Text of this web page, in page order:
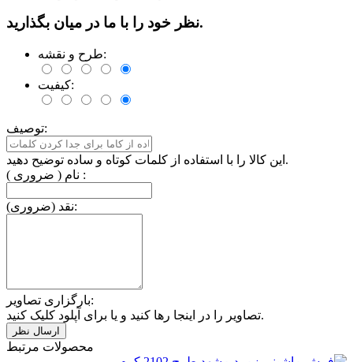
نظر خود را با ما در میان بگذارید.
طرح و نقشه:
کیفیت:
توصیف:
این کالا را با استفاده از کلمات کوتاه و ساده توضیح دهید.
نام ( ضروری ) :
نقد (ضروری):
بارگزاری تصاویر:
تصاویر را در اینجا رها کنید و یا برای آپلود کلیک کنید.
محصولات مرتبط